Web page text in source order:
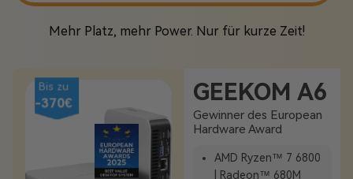
Mehr Platz, mehr Power. Nur für kurze Zeit!
Bis zu
-370€ GEEKOM A6
Gewinner des European
Hardware Award
AMD Ryzen™ 7 6800
| Radeon™ 680M